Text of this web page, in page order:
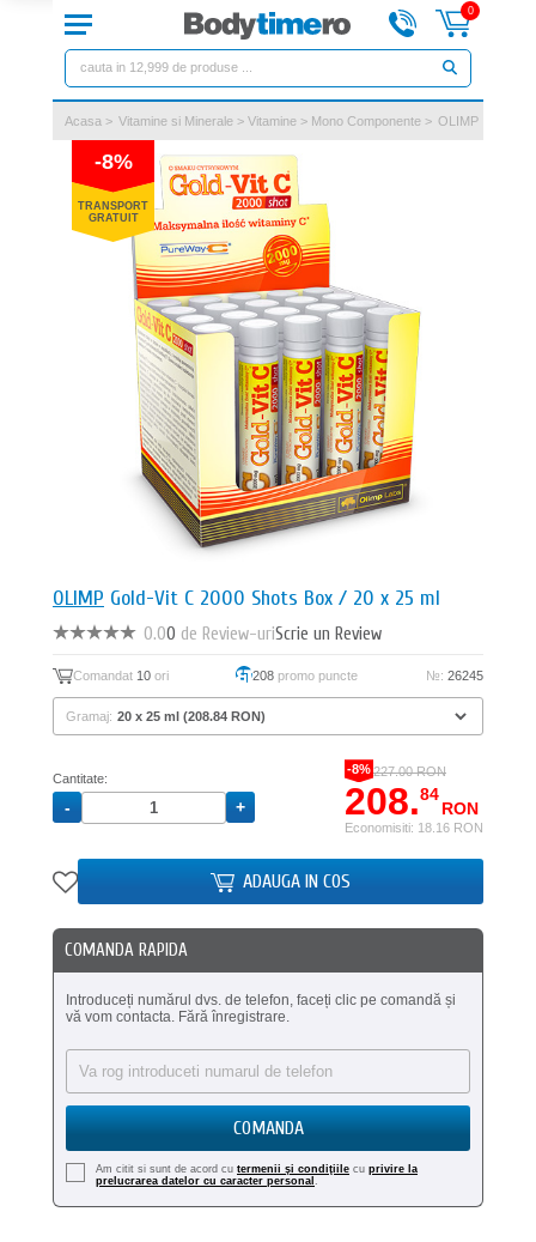
0
Acasa > Vitamine si Minerale > Vitamine > Mono Componente > OLIMP
-8%
TRANSPORT
GRATUIT
OLIMP Gold-Vit C 2000 Shots Box / 20 x 25 ml
0.00 de Review-uriScrie un Review
Comandat 10ori 208 promo puncte №: 26245
Gramaj:
Cantitate:
-8%227.00 RON
208.84
RON
Economisiti: 18.16 RON
ADAUGA IN COS
COMANDA RAPIDA
Introduceți numărul dvs. de telefon, faceți clic pe comandă și
vă vom contacta. Fără înregistrare.
COMANDA
Am citit si sunt de acord cu termenii şi condiţiile cu privire la
prelucrarea datelor cu caracter personal .